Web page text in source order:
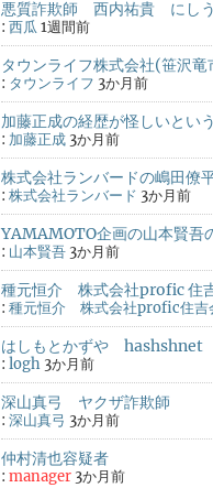
悪質詐欺師 西内祐貴 にしう
: 西瓜 1週間前
タウンライフ株式会社(笹沢竜
: タウンライフ 3か月前
加藤正成の経歴が怪しいとい
: 加藤正成 3か月前
株式会社ランバードの嶋田僚
: 株式会社ランバード 3か月前
YAMAMOTO企画の山本賢吾
: 山本賢吾 3か月前
種元恒介 株式会社profic 住
: 種元恒介 株式会社profic住吉
はしもとかずや hashshnet
: logh 3か月前
深山真弓 ヤクザ詐欺師
: 深山真弓 3か月前
仲村清也容疑者
: manager 3か月前